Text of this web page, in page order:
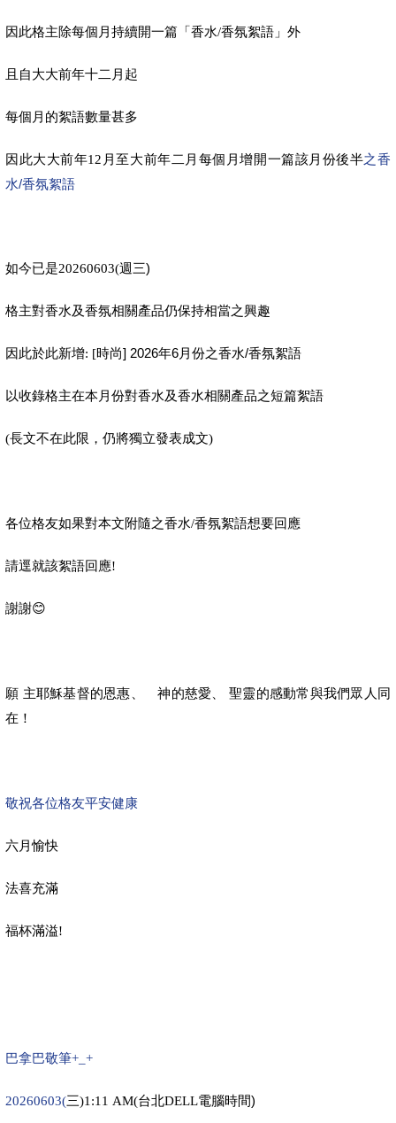
因此格主除每個月持續開一篇「香水/香氛絮語」外
且自大大前年十二月起
每個月的絮語數量甚多
因此大大前年12 月至大前年二月每個月增開一篇該月份後半之香
水/香氛絮語
如今已是20260603(週三)
格主對香水及香氛相關產品仍保持相當之興趣
因此於此新增: [時尚] 2026年6月份之香水/香氛絮語
以收錄格主在本月份對香水及香水相關產品之短篇絮語
(長文不在此限，仍將獨立發表成文)
各位格友如果對本文附隨之香水/香氛絮語想要回應
請逕就該絮語回應!
謝謝😊
願 主耶穌基督的恩惠、 神的慈愛、 聖靈的感動常與我們眾人同
在！
敬祝各位格友平安健康
六月愉快
法喜充滿
福杯滿溢!
巴拿巴敬筆+_+
20260603(三)1:11 AM(台北DELL電腦時間)